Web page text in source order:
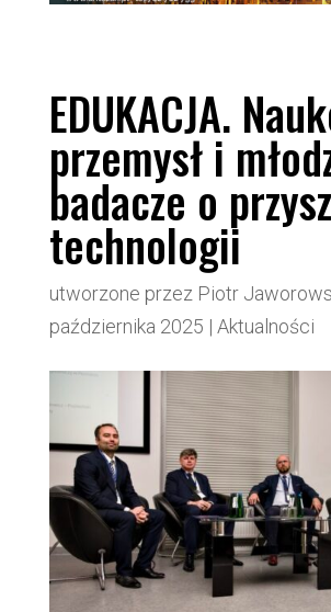
EDUKACJA.
przemysł i
badacze o
technologii
utworzone przez Piotr
października 2025 | Aktualności